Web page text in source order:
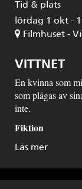
Tid & plats
lördag 1 okt -
Filmhuset -
VITTNET
En kvinna som
som plågas av
inte.
Fiktion
Läs mer